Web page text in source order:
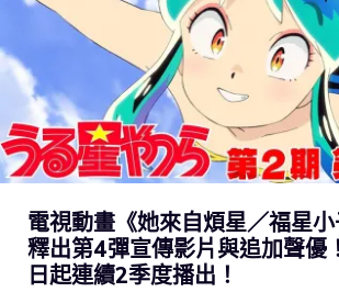
電視動畫《她來自煩星／福星
釋出第4彈宣傳影片與追加聲優
日起連續2季度播出！